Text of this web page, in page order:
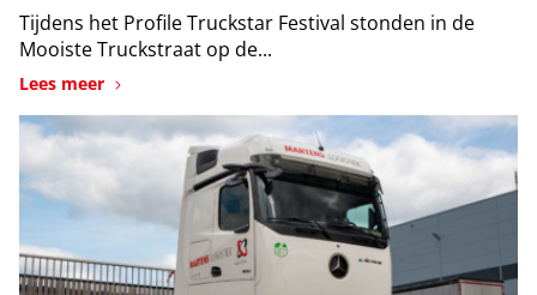
Tijdens het Profile Truckstar Festival stonden in de
Mooiste Truckstraat op de...
Lees meer